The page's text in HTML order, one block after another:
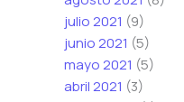
julio 2021 (9)
junio 2021 (5)
mayo 2021 (5)
abril 2021 (3)